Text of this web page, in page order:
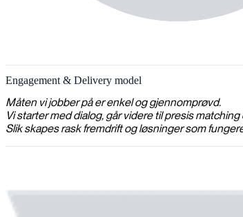
Engagement & Delivery model
Måten vi jobber på er enkel og gjennomprøvd.
Vi starter med dialog, går videre til presis
Slik skapes rask fremdrift og løsninger som